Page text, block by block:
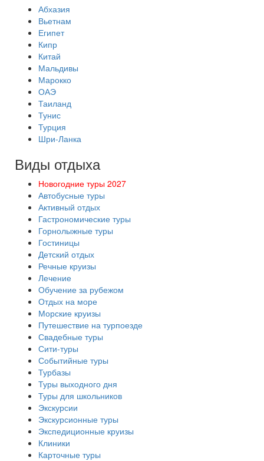
Абхазия
Вьетнам
Египет
Кипр
Китай
Мальдивы
Марокко
ОАЭ
Таиланд
Тунис
Турция
Шри-Ланка
Виды отдыха
Новогодние туры 2027
Автобусные туры
Активный отдых
Гастрономические туры
Горнолыжные туры
Гостиницы
Детский отдых
Речные круизы
Лечение
Обучение за рубежом
Отдых на море
Морские круизы
Путешествие на турпоезде
Свадебные туры
Сити-туры
Событийные туры
Турбазы
Туры выходного дня
Туры для школьников
Экскурсии
Экскурсионные туры
Экспедиционные круизы
Клиники
Карточные туры